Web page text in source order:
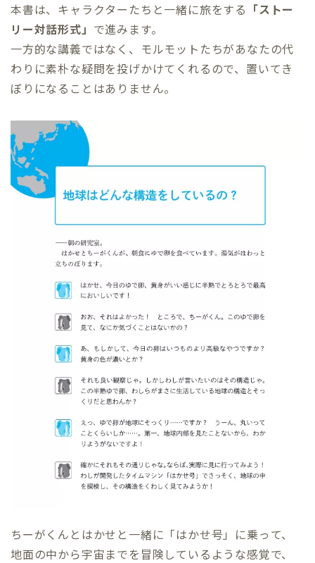
本書は、キャラクターたちと一緒に旅をする 「ストー
リー対話形式」 で進みます。
一方的な講義ではなく、モルモットたちがあなたの代
わりに素朴な疑問を投げかけてくれるので、置いてき
ぼりになることはありません。
ちーがくんとはかせと一緒に「はかせ号」に乗って、
地面の中から宇宙までを冒険しているような感覚で、